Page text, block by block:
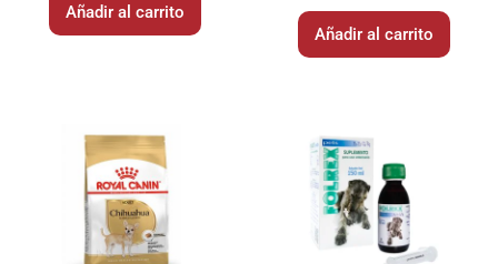
Añadir al carrito
Añadir al carrito